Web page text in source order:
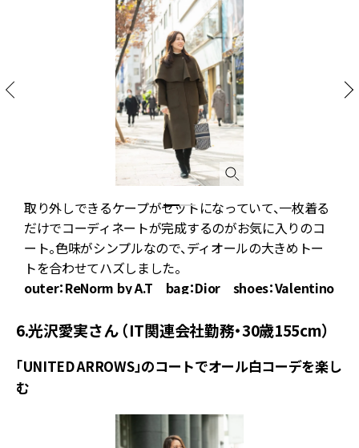
取り外しできるケープがセットになっていて、一枚着る
だけでコーディネートが完成するのがお気に入りのコ
ート。色味がシンプルなので、ディオールの大きめトー
トを合わせてハズしました。
outer：ReNorm by A.T bag：Dior shoes：Valentino
6.光沢愛実さん （IT関連会社勤務・30歳155cm）
「UNITED ARROWS」のコートでオール白コーデを楽し
む